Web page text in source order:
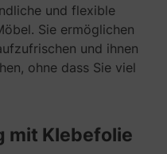
und flexible
Sie ermöglichen
und ihnen
ohne dass Sie viel
mit Klebefolie